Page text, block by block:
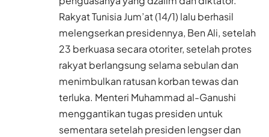
Rakyat Tunisia Jum’at (14/1) lalu berhasil
melengserkan presidennya, Ben Ali, setelah
23 berkuasa secara otoriter, setelah protes
rakyat berlangsung selama sebulan dan
menimbulkan ratusan korban tewas dan
terluka. Menteri Muhammad al-Ganushi
menggantikan tugas presiden untuk
sementara setelah presiden lengser dan